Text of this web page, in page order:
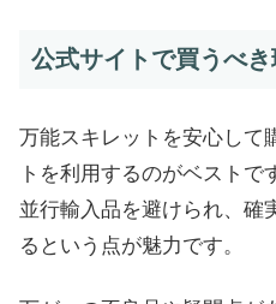
公式サイトで買うべき
万能スキレットを安心して
トを利用するのがベスト
並行輸入品を避けられ、確
るという点が魅力です。